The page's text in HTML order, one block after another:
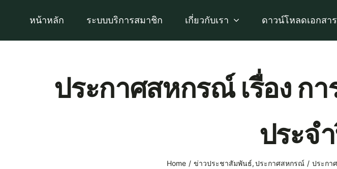
หน้าหลัก ระบบบริการสมาชิก เกี่ยวกับเรา ดาวน์โหลดเอกสาร
ประกาศสหกรณ์ เรื่อง ก
ประจ
Home ข่าวประชาสัมพันธ์ ประกาศสหกรณ์ ประกา